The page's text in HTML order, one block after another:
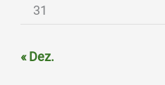
31
« Dez.